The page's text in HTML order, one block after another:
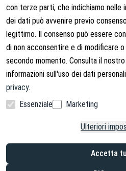
con terze parti, che indichiamo
dei dati può avvenire previo
legittimo. Il consenso può essere
di non acconsentire e di modificare
secondo momento. Consulta il nostro
informazioni sull'uso dei dati
privacy.
Essenziale
Marketing
Ulteriori
Accetta
Diritti di recesso
Recedere dal contratto
Informativa sulla privacy
Note legali
Copyright © 2026. Lucx Angelsport GmbH
* IVA inclusa, più spese di spedizione